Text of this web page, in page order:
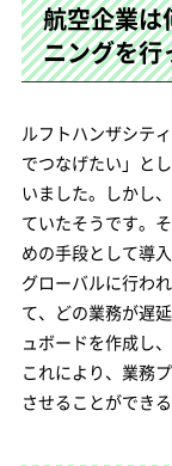
航空企業は
ニングを行
ルフトハンザシテ
でつなげたい」と
いました。しかし
ていたそうです。
めの手段として導
グローバルに行わ
て、どの業務が遅
ュボードを作成し
これにより、業務
させることができ